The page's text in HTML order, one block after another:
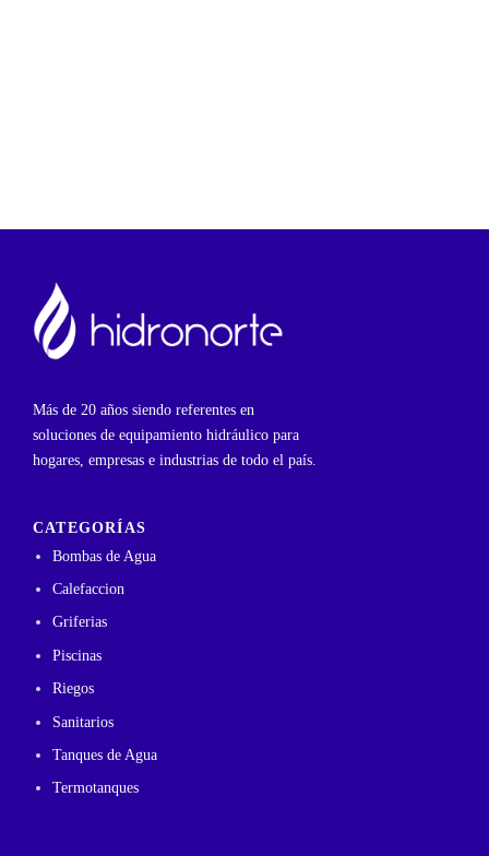
Más de 20 años siendo referentes en
soluciones de equipamiento hidráulico para
hogares, empresas e industrias de todo el país.
CATEGORÍAS
Bombas de Agua
Calefaccion
Griferias
Piscinas
Riegos
Sanitarios
Tanques de Agua
Termotanques